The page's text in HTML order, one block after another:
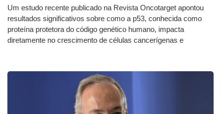
Um estudo recente publicado na Revista Oncotarget apontou
resultados significativos sobre como a p53, conhecida como
proteína protetora do código genético humano, impacta
diretamente no crescimento de células cancerígenas e